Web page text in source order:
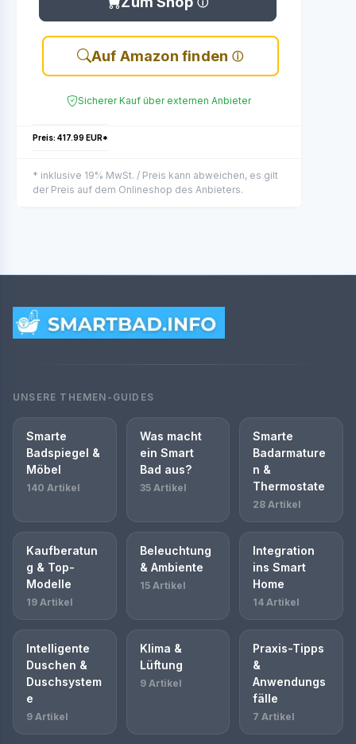
Auf Amazon finden
Sicherer Kauf über externen Anbieter
Preis: 417.99 EUR*
* inklusive 19% MwSt. / Preis kann abweichen, es gilt
der Preis auf dem Onlineshop des Anbieters.
UNSERE THEMEN-GUIDES
Smarte
Badspiegel &
Möbel
140 Artikel
Was macht
ein Smart
Bad aus?
35 Artikel
Smarte
Badarmature
n &
Thermostate
28 Artikel
Kaufberatun
g & Top-
Modelle
19 Artikel
Beleuchtung
& Ambiente
15 Artikel
Integration
ins Smart
Home
14 Artikel
Intelligente
Duschen &
Duschsystem
e
9 Artikel
Klima &
Lüftung
9 Artikel
Praxis-Tipps
&
Anwendungs
fälle
7 Artikel